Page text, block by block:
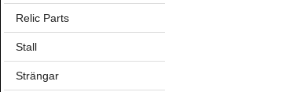
Relic Parts
Stall
Strängar